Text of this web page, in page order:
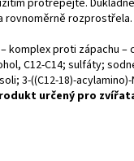
protřepejte.
rovnoměrně
komplex proti zápachu
C12-C14; sulfáty;
3-((C12-18)-
určený pro